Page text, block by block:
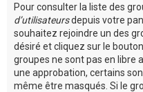
Pour consulter la liste des
d’utilisateursdepuis votre
souhaitez rejoindre un des
désiré et cliquez sur le
groupes ne sont pas en libre
une approbation, certains
même être masqués. Si le